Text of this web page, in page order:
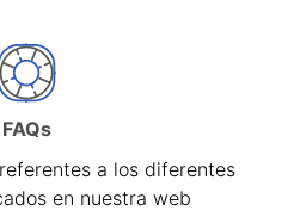
FAQs
a los diferentes
en nuestra web